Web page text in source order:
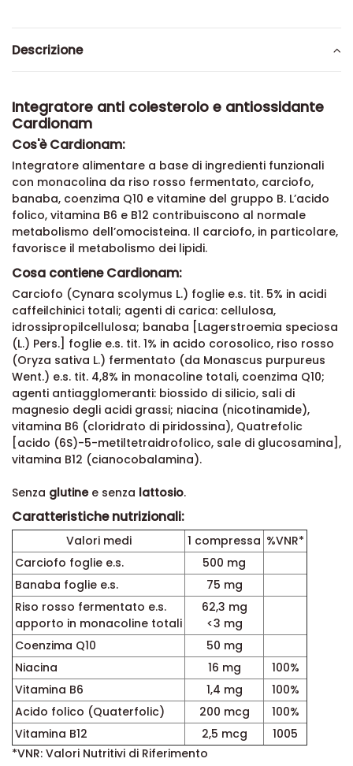
Descrizione
Integratore anti colesterolo e antiossidante
Cardionam
Cos'è Cardionam:
Integratore alimentare a base di ingredienti funzionali
con monacolina da riso rosso fermentato, carciofo,
banaba, coenzima Q10 e vitamine del gruppo B. L’acido
folico, vitamina B6 e B12 contribuiscono al normale
metabolismo dell’omocisteina. Il carciofo, in particolare,
favorisce il metabolismo dei lipidi.
Cosa contiene Cardionam:
Carciofo (Cynara scolymus L.) foglie e.s. tit. 5% in acidi
caffeilchinici totali; agenti di carica: cellulosa,
idrossipropilcellulosa; banaba [Lagerstroemia speciosa
(L.) Pers.] foglie e.s. tit. 1% in acido corosolico, riso rosso
(Oryza sativa L.) fermentato (da Monascus purpureus
Went.) e.s. tit. 4,8% in monacoline totali, coenzima Q10;
agenti antiagglomeranti: biossido di silicio, sali di
magnesio degli acidi grassi; niacina (nicotinamide),
vitamina B6 (cloridrato di piridossina), Quatrefolic
[acido (6S)-5-metiltetraidrofolico, sale di glucosamina],
vitamina B12 (cianocobalamina).
Senza glutinee senza lattosio.
Caratteristiche nutrizionali:
Valori medi 1 compressa %VNR*
Carciofo foglie e.s.
500 mg
Banaba foglie e.s.
75 mg
Riso rosso fermentato e.s.
apporto in monacoline totali
62,3 mg
<3 mg
Coenzima Q10
50 mg
Niacina
16 mg
100%
Vitamina B6
1,4 mg
100%
Acido folico (Quaterfolic)
200 mcg
100%
Vitamina B12
2,5 mcg
1005
*VNR: Valori Nutritivi di Riferimento